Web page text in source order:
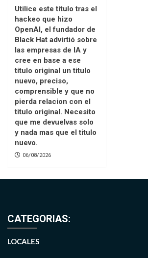
Utilice este título tras el
hackeo que hizo
OpenAI, el fundador de
Black Hat advirtió sobre
las empresas de IA y
cree en base a ese
titulo original un titulo
nuevo, preciso,
comprensible y que no
pierda relacion con el
titulo original. Necesito
que me devuelvas solo
y nada mas que el titulo
nuevo.
06/08/2026
CATEGORIAS:
LOCALES